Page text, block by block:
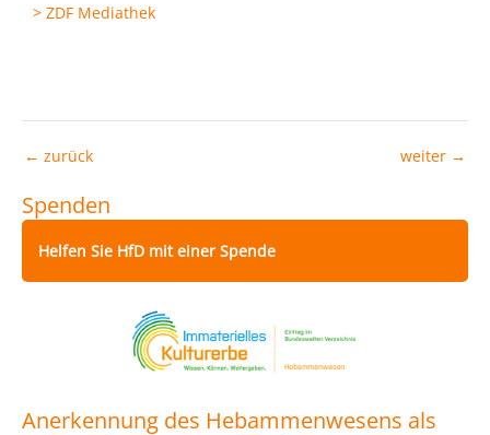
> ZDF Mediathek
← zurück weiter →
Spenden
Helfen Sie HfD mit einer Spende
Anerkennung des Hebammenwesens als